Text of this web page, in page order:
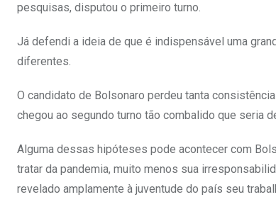
pesquisas, disputou o primeiro turno.
Já defendi a ideia de que é indispensável uma
diferentes.
O candidato de Bolsonaro perdeu tanta
chegou ao segundo turno tão combalido que seria
Alguma dessas hipóteses pode acontecer com
tratar da pandemia, muito menos sua
revelado amplamente à juventude do país seu